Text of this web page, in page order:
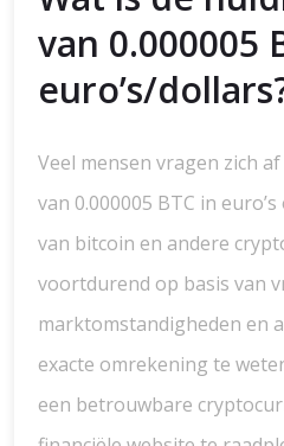
van 0.000005
euro’s/
Veel mensen vragen zich
van 0.000005 BTC in
van bitcoin en andere
voortdurend op basis van
marktomstandigheden en
exacte omrekening te
een betrouwbare